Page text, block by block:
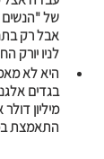
של "הנשים
אבל רק
לניו יורק
היא לא
בגדים
מיליון
התאמצת